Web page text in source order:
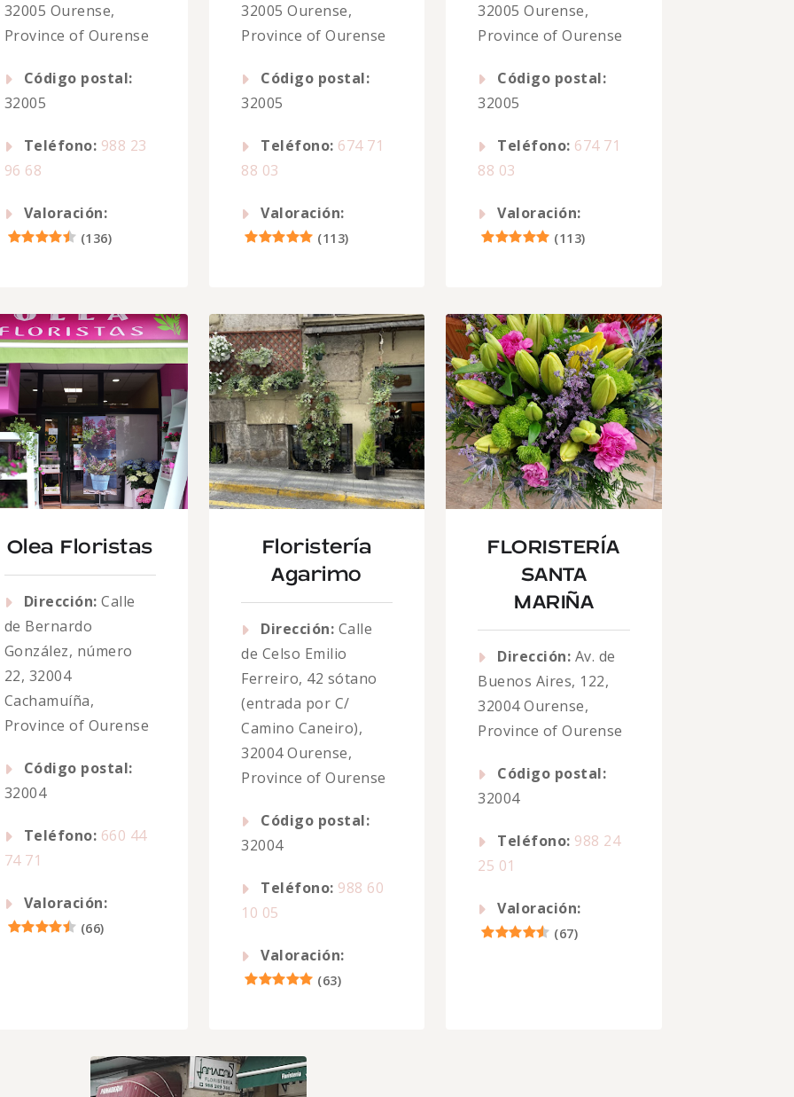
32005 Ourense,
Province of Ourense
Código postal:
32005
Teléfono: 988 23
96 68
Valoración:
(136)
32005 Ourense,
Province of Ourense
Código postal:
32005
Teléfono: 674 71
88 03
Valoración:
(113)
32005 Ourense,
Province of Ourense
Código postal:
32005
Teléfono: 674 71
88 03
Valoración:
(113)
Olea Floristas
Dirección: Calle
de Bernardo
González, número
22, 32004
Cachamuíña,
Province of Ourense
Código postal:
32004
Teléfono: 660 44
74 71
Valoración:
(66)
Floristería
Agarimo
Dirección: Calle
de Celso Emilio
Ferreiro, 42 sótano
(entrada por C/
Camino Caneiro),
32004 Ourense,
Province of Ourense
Código postal:
32004
Teléfono: 988 60
10 05
Valoración:
(63)
FLORISTERÍA
SANTA
MARIÑA
Dirección: Av. de
Buenos Aires, 122,
32004 Ourense,
Province of Ourense
Código postal:
32004
Teléfono: 988 24
25 01
Valoración:
(67)